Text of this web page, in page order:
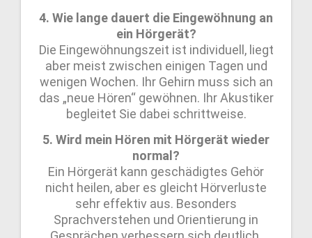
4. Wie lange dauert die Eingewöhnung an
ein Hörgerät?
Die Eingewöhnungszeit ist individuell, liegt
aber meist zwischen einigen Tagen und
wenigen Wochen. Ihr Gehirn muss sich an
das „neue Hören“ gewöhnen. Ihr Akustiker
begleitet Sie dabei schrittweise.
5. Wird mein Hören mit Hörgerät wieder
normal?
Ein Hörgerät kann geschädigtes Gehör
nicht heilen, aber es gleicht Hörverluste
sehr effektiv aus. Besonders
Sprachverstehen und Orientierung in